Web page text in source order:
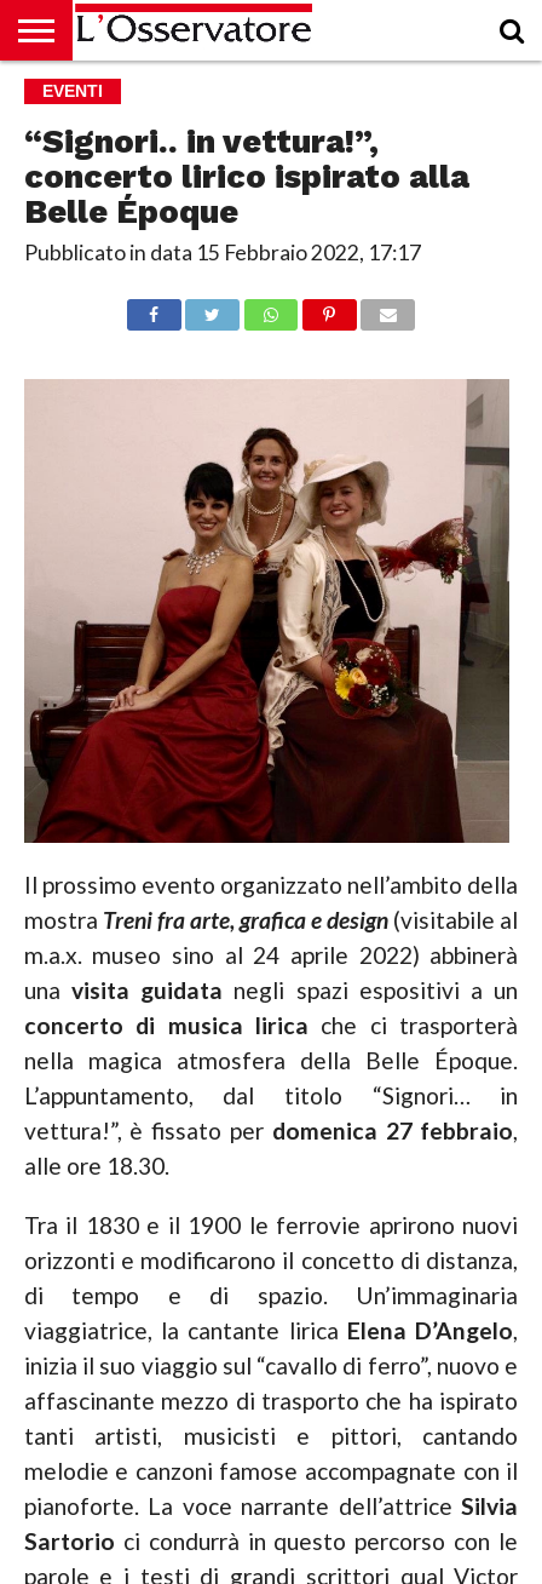
HOME
CULTURA
ECONOMIA
RUBRICHE
ARCHIVIO
PODCAST
ABBONAMENTO
CHI
ACCEDI
EVENTI
“Signori.. in vettura!”,
concerto lirico ispirato alla
Belle Époque
Pubblicato in data 15 Febbraio 2022, 17:17
Il prossimo evento organizzato nell’ambito della
mostra Treni fra arte, graficae design (visitabile al
m.a.x. museo sino al 24 aprile 2022) abbinerà
una visita guidata negli spazi espositivi a un
concerto di musica lirica che ci trasporterà
nella magica atmosfera della Belle Époque.
L’appuntamento, dal titolo “Signori… in
vettura!”, è fissato per domenica 27 febbraio,
alle ore 18.30.
Tra il 1830 e il 1900 le ferrovie aprirono nuovi
orizzonti e modificarono il concetto di distanza,
di tempo e di spazio. Un’immaginaria
viaggiatrice, la cantante lirica Elena D’Angelo,
inizia il suo viaggio sul “cavallo di ferro”, nuovo e
affascinante mezzo di trasporto che ha ispirato
tanti artisti, musicisti e pittori, cantando
melodie e canzoni famose accompagnate con il
pianoforte. La voce narrante dell’attriceSilvia
Sartorio ci condurrà in questo percorso con le
parole e i testi di grandi scrittori qual Victor